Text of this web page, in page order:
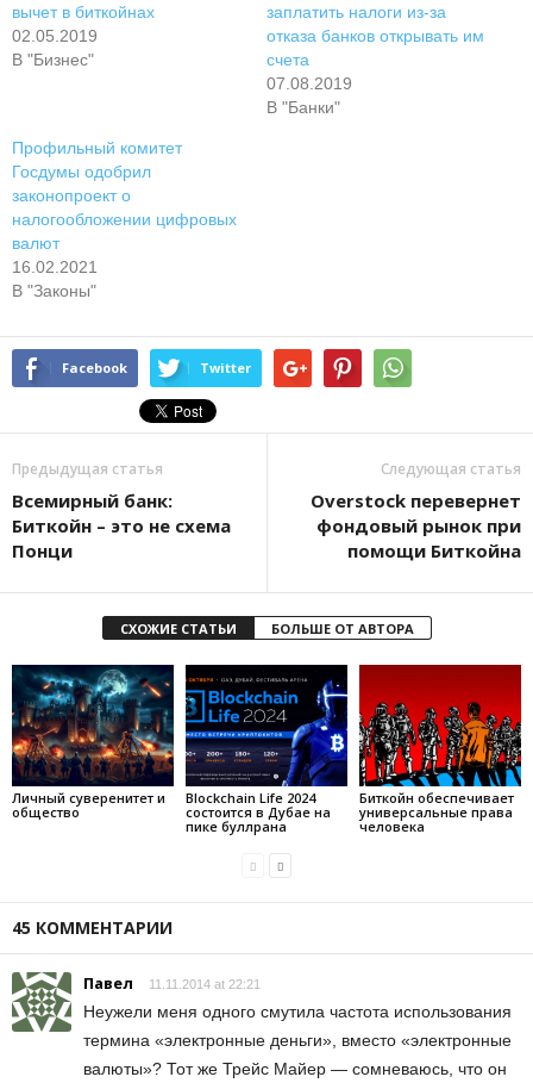
вычет в биткойнах
02.05.2019
В "Бизнес"
заплатить налоги из-за
отказа банков открывать им
счета
07.08.2019
В "Банки"
Профильный комитет
Госдумы одобрил
законопроект о
налогообложении цифровых
валют
16.02.2021
В "Законы"
Facebook Twitter
Предыдущая статья
Всемирный банк:
Биткойн – это не схема
Понци
Следующая статья
Overstock перевернет
фондовый рынок при
помощи Биткойна
СХОЖИЕ СТАТЬИ БОЛЬШЕ ОТ АВТОРА
Личный суверенитет и
общество
Blockchain Life 2024
состоится в Дубае на
пике буллрана
Биткойн обеспечивает
универсальные права
человека
45 КОММЕНТАРИИ
Павел 11.11.2014 at 22:21
Неужели меня одного смутила частота использования
термина «электронные деньги», вместо «электронные
валюты»? Тот же Трейс Майер — сомневаюсь, что он